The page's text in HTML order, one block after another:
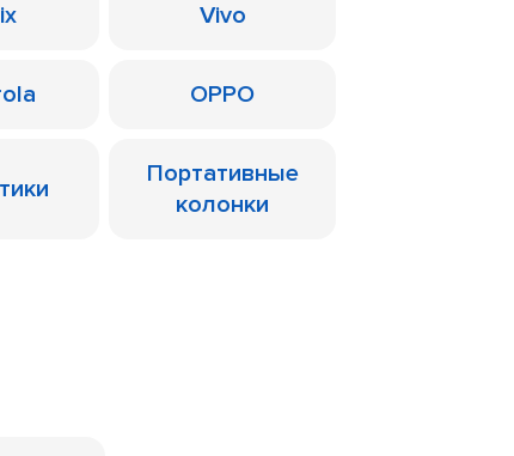
Vivo
OPPO
Портативные
колонки